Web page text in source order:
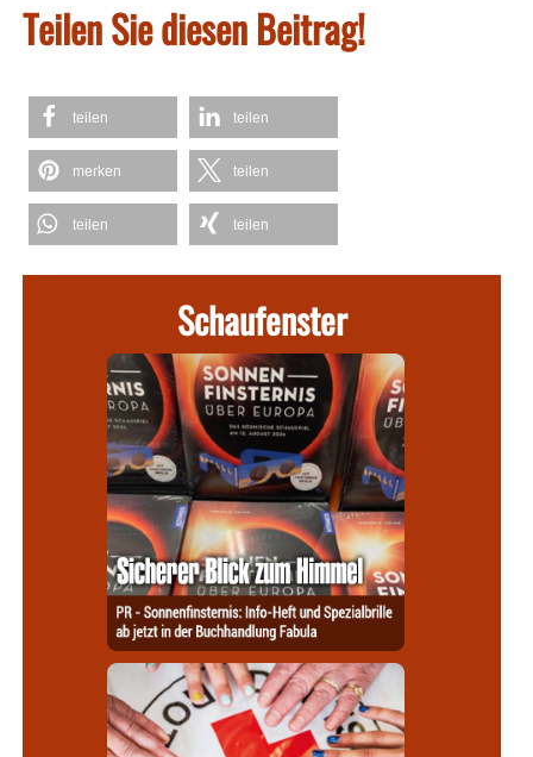
Teilen Sie diesen Beitrag!
teilen teilen
merken teilen
teilen teilen
Schaufenster